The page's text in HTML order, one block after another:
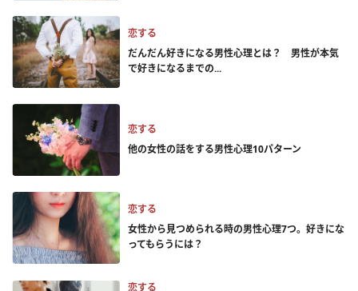
恋する
だんだん好きになる男性心理とは？ 男性が本気
で好きになるまでの...
恋する
他の女性の話をする男性心理10パターン
恋する
女性から見つめられる時の男性心理7つ。好きにな
ってもらうには？
恋する